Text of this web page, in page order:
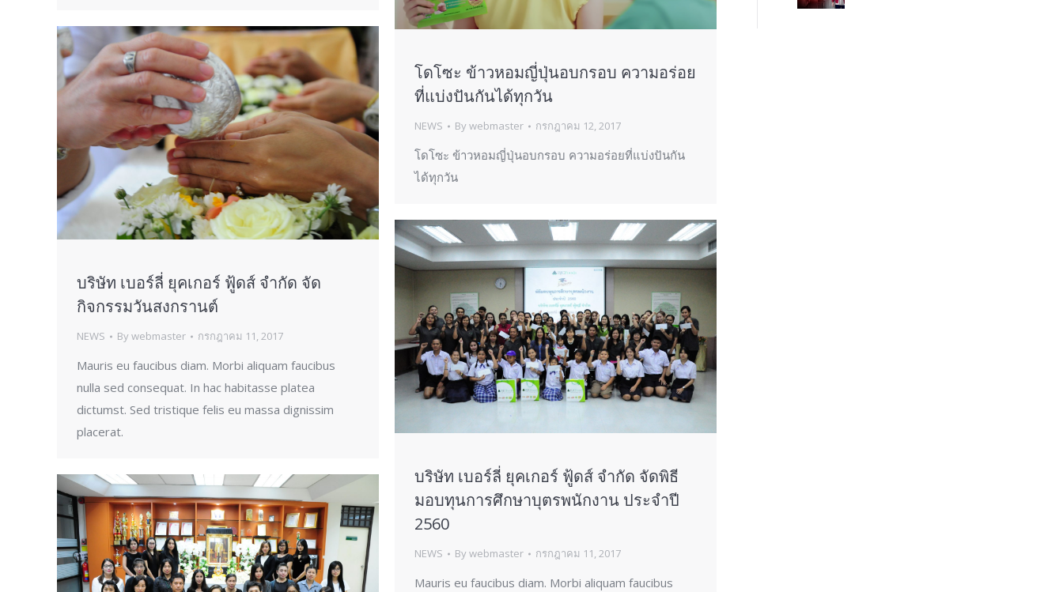
โดโซะ ข้าวหอมญี่ปุ่นอบกรอบ ความอร่อย
ที่แบ่งปันกันได้ทุกวัน
NEWS Bywebmaster กรกฎาคม 12, 2017
โดโซะ ข้าวหอมญี่ปุ่นอบกรอบ ความอร่อยที่แบ่งปันกัน
ได้ทุกวัน
บริษัท เบอร์ลี่ ยุคเกอร์ ฟู้ดส์ จำกัด จัด
กิจกรรมวันสงกรานต์
NEWS Bywebmaster กรกฎาคม 11, 2017
Mauris eu faucibus diam. Morbi aliquam faucibus
nulla sed consequat. In hac habitasse platea
dictumst. Sed tristique felis eu massa dignissim
placerat.
บริษัท เบอร์ลี่ ยุคเกอร์ ฟู้ดส์ จำกัด จัดพิธี
มอบทุนการศึกษาบุตรพนักงาน ประจำปี
2560
NEWS Bywebmaster กรกฎาคม 11, 2017
Mauris eu faucibus diam. Morbi aliquam faucibus